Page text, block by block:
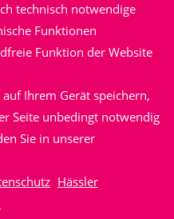
technisch notwendige
Funktionen
Funktion der Website
Ihrem Gerät speichern,
Seite unbedingt notwendig
Sie in unserer
Hässler